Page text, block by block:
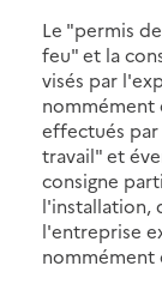
Le "permis
feu" et la
visés par
nommément
effectués
travail" et
consigne
l'installation,
l'entreprise
nommément